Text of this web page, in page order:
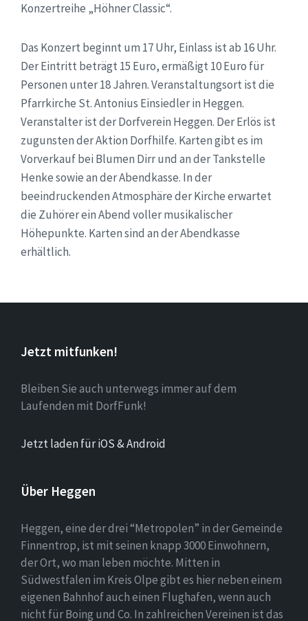
Konzertreihe „Höhner Classic“.
Das Konzert beginnt um 17 Uhr, Einlass ist ab 16 Uhr.
Der Eintritt beträgt 15 Euro, ermäßigt 10 Euro für
Personen unter 18 Jahren. Veranstaltungsort ist die
Pfarrkirche St. Antonius Einsiedler in Heggen.
Veranstalter ist der Dorfverein Heggen. Der Erlös ist
zugunsten der Aktion Dorfhilfe. Karten gibt es im
Vorverkauf bei Blumen Dirr und an der Tankstelle
Henke sowie an der Abendkasse. In der
beeindruckenden Atmosphäre der Kirche erwartet
die Zuhörer ein Abend voller musikalischer
Höhepunkte. Karten sind an der Abendkasse
erhältlich.
Jetzt mitfunken!
Bleiben Sie auch unterwegs immer auf dem
Laufenden mit DorfFunk!
Jetzt laden für iOS & Android
Über Heggen
Heggen, eine der drei “Metropolen” in der Gemeinde
Finnentrop, ist mit seinen knapp 3000 Einwohnern,
der Ort, wo man leben möchte. Mitten in
Südwestfalen im Kreis Olpe gibt es hier neben einem
eigenen Bahnhof auch einen Flughafen, wenn auch
nicht für Boing und Co. In zahlreichen Vereinen ist das